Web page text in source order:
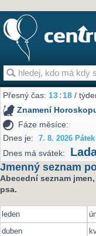
Přesný čas:13:18 /
Znamení
Fáze měsíce:
Dnes je:
7. 8. 2026 Pátek
Dnes má svátek:
Jmenný seznam
Abecední seznam
psa.
leden
duben